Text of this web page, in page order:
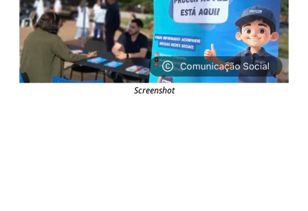
Screenshot